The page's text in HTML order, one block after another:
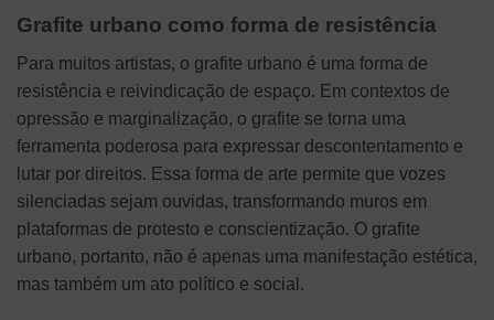
Grafite urbano como forma de resistência
Para muitos artistas, o grafite urbano é uma forma de
resistência e reivindicação de espaço. Em contextos de
opressão e marginalização, o grafite se torna uma
ferramenta poderosa para expressar descontentamento e
lutar por direitos. Essa forma de arte permite que vozes
silenciadas sejam ouvidas, transformando muros em
plataformas de protesto e conscientização. O grafite
urbano, portanto, não é apenas uma manifestação estética,
mas também um ato político e social.